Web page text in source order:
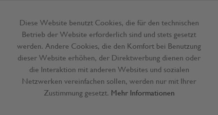
Menü
Diese Website benutzt Cookies, die für den technischen
Betrieb der Website erforderlich sind und stets gesetzt
werden. Andere Cookies, die den Komfort bei Benutzung
dieser Website erhöhen, der Direktwerbung dienen oder
die Interaktion mit anderen Websites und sozialen
Netzwerken vereinfachen sollen, werden nur mit Ihrer
Zustimmung gesetzt. Mehr Informationen